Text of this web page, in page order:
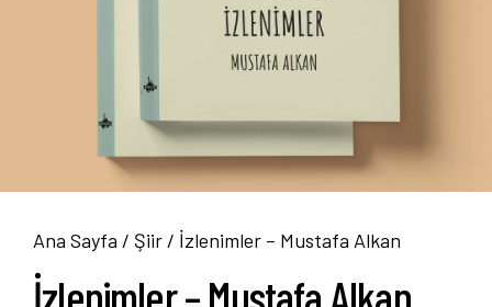
Ana Sayfa / Şiir / İzlenimler – Mustafa Alkan
İzlenimler – Mustafa Alkan